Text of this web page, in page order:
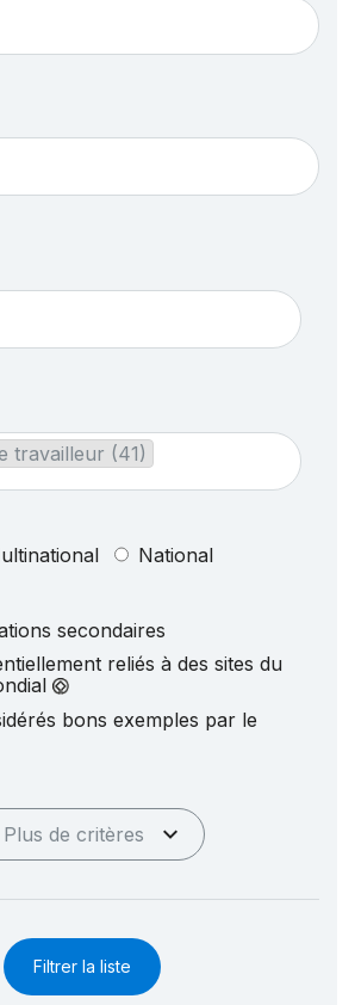
travailleur (41)
National
secondaires
reliés à des sites du
bons exemples par le
Plus de critères
Filtrer la liste